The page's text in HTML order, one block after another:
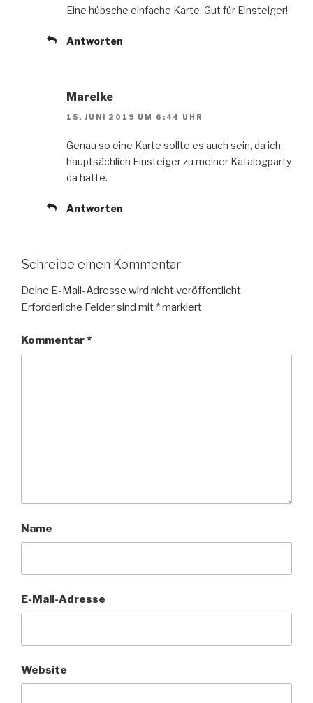
Eine hübsche einfache Karte. Gut für Einsteiger!
Antworten
Mareike
15. JUNI 2019 UM 6:44 UHR
Genau so eine Karte sollte es auch sein, da ich
hauptsächlich Einsteiger zu meiner Katalogparty
da hatte.
Antworten
Schreibe einen Kommentar
Deine E-Mail-Adresse wird nicht veröffentlicht.
Erforderliche Felder sind mit *markiert
Kommentar*
Name
E-Mail-Adresse
Website